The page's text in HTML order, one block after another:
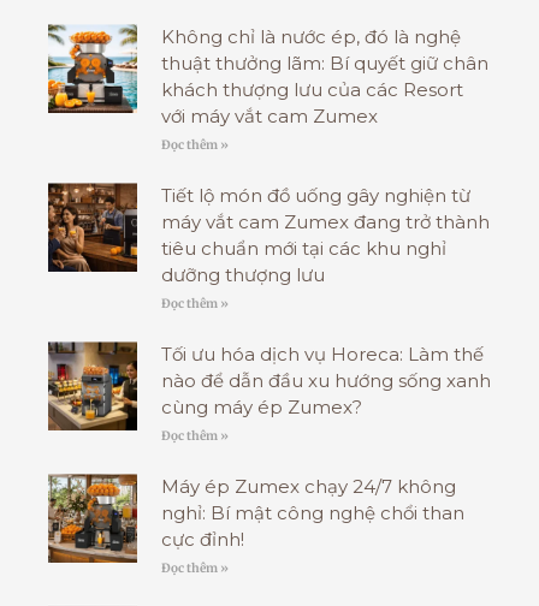
Không chỉ là nước ép, đó là nghệ
thuật thưởng lãm: Bí quyết giữ chân
khách thượng lưu của các Resort
với máy vắt cam Zumex
Đọc thêm »
Tiết lộ món đồ uống gây nghiện từ
máy vắt cam Zumex đang trở thành
tiêu chuẩn mới tại các khu nghỉ
dưỡng thượng lưu
Đọc thêm »
Tối ưu hóa dịch vụ Horeca: Làm thế
nào để dẫn đầu xu hướng sống xanh
cùng máy ép Zumex?
Đọc thêm »
Máy ép Zumex chạy 24/7 không
nghỉ: Bí mật công nghệ chổi than
cực đỉnh!
Đọc thêm »